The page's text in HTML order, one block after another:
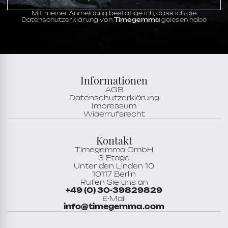
Mit meiner Anmeldung bestätige ich, dass ich die
Datenschutzerklärung von Timegemma gelesen habe
Informationen
AGB
Datenschutzerklärung
Impressum
Widerrufsrecht
Kontakt
Timegemma GmbH
3 Etage
Unter den Linden 10
10117 Berlin
Rufen Sie uns an
+49 (0) 30-39829829
E-Mail
info@timegemma.com